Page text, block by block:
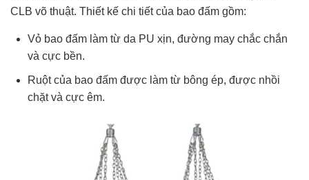
CLB võ thuật. Thiết kế chi tiết của bao đấm gồm:
Vỏ bao đấm làm từ da PU xịn, đường may chắc chắn
và cực bền.
Ruột của bao đấm được làm từ bông ép, được nhồi
chặt và cực êm.